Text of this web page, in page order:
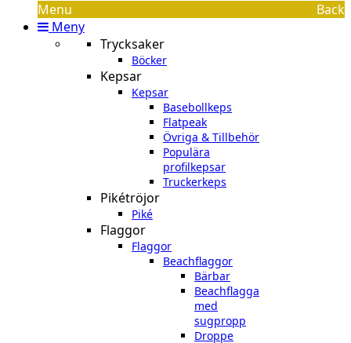
Menu
Back
Meny
Trycksaker
Böcker
Kepsar
Kepsar
Basebollkeps
Flatpeak
Övriga & Tillbehör
Populära
profilkepsar
Truckerkeps
Pikétröjor
Piké
Flaggor
Flaggor
Beachflaggor
Bärbar
Beachflagga
med
sugpropp
Droppe